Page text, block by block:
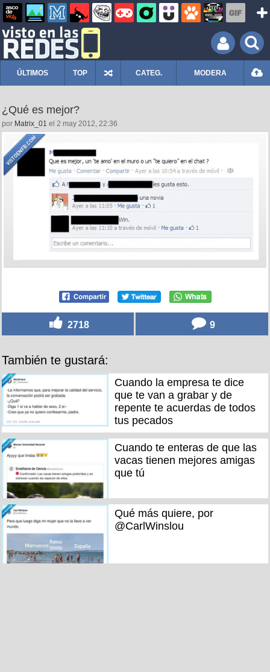
ÚLTIMOS TOP CATEG. MODERA
¿Qué es mejor?
por Matrix_01 el 2 may 2012, 22:36
2718 9
También te gustará:
Cuando la empresa te dice
que te van a grabar y de
repente te acuerdas de todos
tus pecados
Cuando te enteras de que las
vacas tienen mejores amigas
que tú
Qué más quiere, por
@CarlWinslou